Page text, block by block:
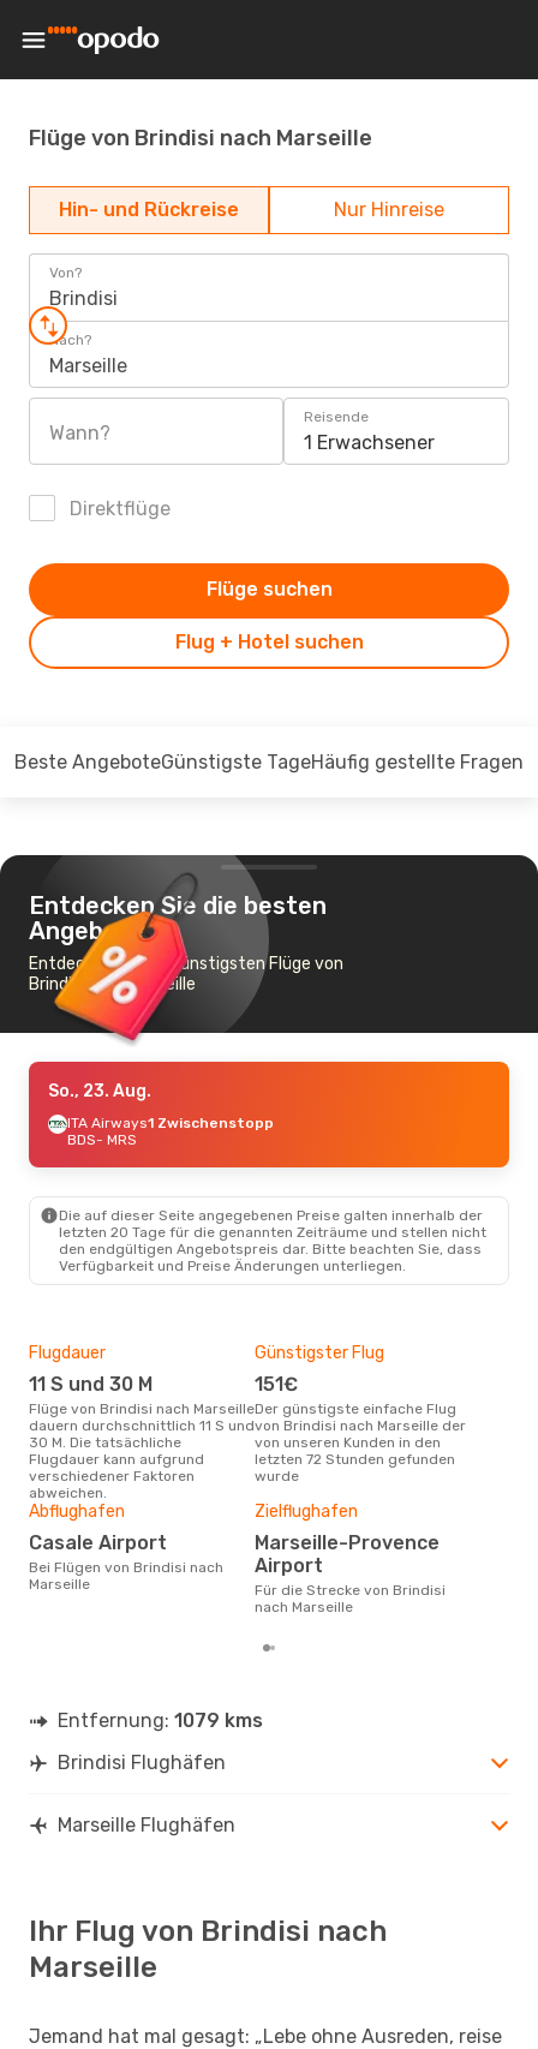
Flüge von Brindisi nach Marseille
Hin- und Rückreise Nur Hinreise
Von?
Brindisi
Nach?
Marseille
Wann?
Reisende
1 Erwachsener
Direktflüge
Flug + Hotel suchen
Flüge suchen
Beste AngeboteGünstigste TageHäufig gestellte Fragen
Entdecken Sie die besten
Angebote
Entdecken Sie die günstigsten Flüge von
Brindisi nach Marseille
So., 23. Aug.
ITA Airways1 Zwischenstopp
BDS- MRS
Die auf dieser Seite angegebenen Preise galten innerhalb der
letzten 20 Tage für die genannten Zeiträume und stellen nicht
den endgültigen Angebotspreis dar. Bitte beachten Sie, dass
Verfügbarkeit und Preise Änderungen unterliegen.
Flugdauer
11 S und 30 M
Flüge von Brindisi nach Marseille
dauern durchschnittlich 11 S und
30 M. Die tatsächliche
Flugdauer kann aufgrund
verschiedener Faktoren
abweichen.
Günstigster Flug
151€
Der günstigste einfache Flug
von Brindisi nach Marseille der
von unseren Kunden in den
letzten 72 Stunden gefunden
wurde
Abflughafen
Casale Airport
Bei Flügen von Brindisi nach
Marseille
Zielflughafen
Marseille-Provence
Airport
Für die Strecke von Brindisi
nach Marseille
Entfernung: 1079 kms
Brindisi Flughäfen
Marseille Flughäfen
Ihr Flug von Brindisi nach
Marseille
Jemand hat mal gesagt: „Lebe ohne Ausreden, reise